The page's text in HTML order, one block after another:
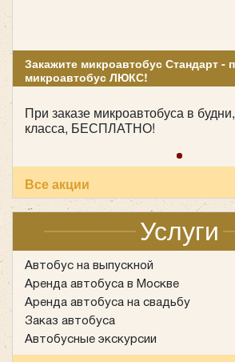
Закажите микроавтобус Стандарт -
микроавтобус ЛЮКС!
При заказе микроавтобуса в
класса, БЕСПЛАТНО!
Все акции
Услуги
Автобус на выпускной
Аренда автобуса в Москве
Аренда автобуса на свадьбу
Заказ автобуса
Автобусные экскурсии